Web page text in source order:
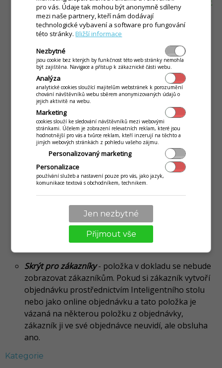
poznámky je možné od sebe oddělit čárkou.
(Např.
u minerálky to může být poznámka "Nechlazená"
nebo "S ledem" apod. Více informací o rychlých
poznámkách získáte v našem instruktážním videu
Rychlé přidání poznámky na položce otevřeného
účtu.)
Popis- popis na skladové kartě představuje bližší
popis, který se zobrazuje na jídelním lístku.
míchaných drinků se může jednat např. o složení
apod.)
Bonovačky- pokud jsou v aplikaci nadefinované
bonovací tiskárny, je možné nastavit, na které
tiskárně se bude karta tisknout. Skladové kartě je
možné nadefinovat tisk pouze na jednom zařízení.
tisknout na samostatném bonovacím lístku.
Do fin. dokladu- položka objednávky se bude
přesouvat na finanční doklad. Pokud je nastavení
aktivní, položka se zobrazí na eKasa dokladu.
Skrýt pro zákazníky- položka v dokladu se nebude
zobrazovat zákazníkům. Pokud si zákazník vytvoří
objednávku prostřednictvím Inteligentního stolu
nebo jako online objednávku a tato položka je
vázaná na některou položku z objednávky,
zákazník ji ve své objednávce neuvidí, ale obsluha
ano.
Kategorie
pro vás. Údaje tak mohou být anonymně sdíleny
mezi naše partnery, kteří nám dodávají
technologické vybavení a software pro fungování
této stránky.Bližší informace
Nezbytné
jsou cookie bez kterých by funkčnost této web stránky nemohla
být zajištěna. Navigace a přístup k zákaznické části webu.
Analýza
analytické cookies sloužící majitelům webstránek k porozumění
chování návštěvníků webu sběrem anonymizovaných údajů o
jejich aktivitě na webu.
Marketing
cookies slouží ke sledování návštěvníků mezi webovými
stránkami. Účelem je zobrazení relevatních reklam, které jsou
hodnotnější pro vás a tvůrce reklam, kteří inzerují na těchto a
jiných webových stránkách z pohledu vašeho zájmu.
Personalizovaný marketing
Personalizace
používání služeb a nastavení pouze pro vás, jako jazyk,
komunikace textová s obchodníkem, technikem.
Jen nezbytné
Přijmout vše